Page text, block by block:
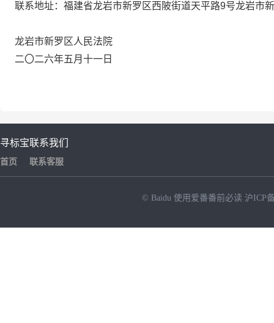
联系地址：福建省龙岩市新罗区西陂街道天平路9号龙岩市
龙岩市新罗区人民法院
二〇二六年五 月 十一 日
寻标宝
首页
联系我们
联系客服
© Baidu 使用爱番番前必读 沪ICP